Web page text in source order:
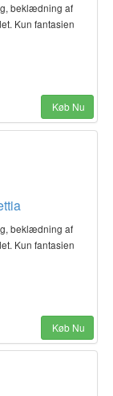
beklædning af
Kun fantasien
Køb Nu
beklædning af
Kun fantasien
Køb Nu